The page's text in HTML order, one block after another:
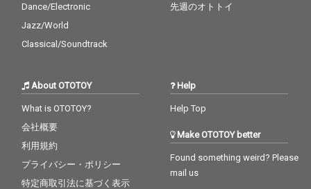
Dance/Electronic
Jazz/World
Classical/Soundtrack
先週のオトトイ
About OTOTOY
What is OTOTOY?
会社概要
利用規約
プライバシー・ポリシー
特定商取引法に基づく表示
Help
Help Top
Make OTOTOY better
Found something weird? Please
mail us